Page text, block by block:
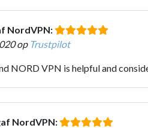
NordVPN:
op Trustpilot
NORD VPN is helpful and
NordVPN: